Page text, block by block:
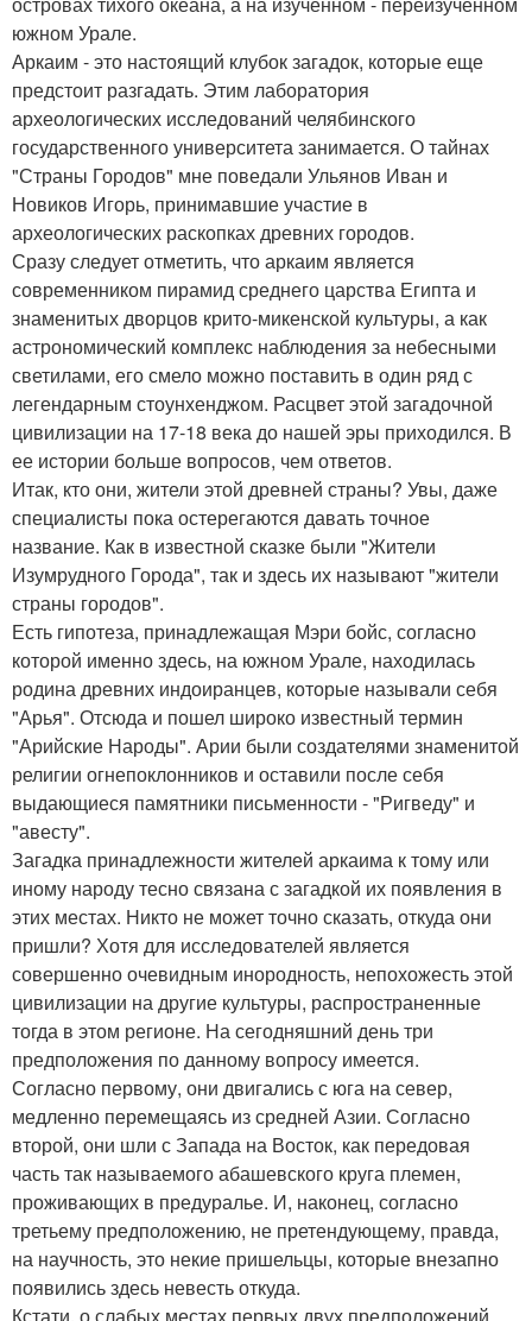
южном Урале.
Аркаим - это настоящий клубок загадок, которые еще
предстоит разгадать. Этим лаборатория
археологических исследований челябинского
государственного университета занимается. О тайнах
"Страны Городов" мне поведали Ульянов Иван и
Новиков Игорь, принимавшие участие в
археологических раскопках древних городов.
Сразу следует отметить, что аркаим является
современником пирамид среднего царства Египта и
знаменитых дворцов крито-микенской культуры, а как
астрономический комплекс наблюдения за небесными
светилами, его смело можно поставить в один ряд с
легендарным стоунхенджом. Расцвет этой загадочной
цивилизации на 17-18 века до нашей эры приходился. В
ее истории больше вопросов, чем ответов.
Итак, кто они, жители этой древней страны? Увы, даже
специалисты пока остерегаются давать точное
название. Как в известной сказке были "Жители
Изумрудного Города", так и здесь их называют "жители
страны городов".
Есть гипотеза, принадлежащая Мэри бойс, согласно
которой именно здесь, на южном Урале, находилась
родина древних индоиранцев, которые называли себя
"Арья". Отсюда и пошел широко известный термин
"Арийские Народы". Арии были создателями знаменитой
религии огнепоклонников и оставили после себя
выдающиеся памятники письменности - "Ригведу" и
"авесту".
Загадка принадлежности жителей аркаима к тому или
иному народу тесно связана с загадкой их появления в
этих местах. Никто не может точно сказать, откуда они
пришли? Хотя для исследователей является
совершенно очевидным инородность, непохожесть этой
цивилизации на другие культуры, распространенные
тогда в этом регионе. На сегодняшний день три
предположения по данному вопросу имеется.
Согласно первому, они двигались с юга на север,
медленно перемещаясь из средней Азии. Согласно
второй, они шли с Запада на Восток, как передовая
часть так называемого абашевского круга племен,
проживающих в предуралье. И, наконец, согласно
третьему предположению, не претендующему, правда,
на научность, это некие пришельцы, которые внезапно
появились здесь невесть откуда.